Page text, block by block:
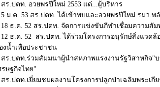
สร.ปตท. อวยพรปีใหม่ 2553 แด่...ผู้บริหาร
5 ม.ค. 53 สร.ปตท. ได้เข้าพบและอวยพรปีใหม่ รมว.
18 ธ.ค. 52 สร.ปตท. จัดการแข่งขันกีฬาเชื่อมความสั
12 ธ.ค. 52 สร.ปตท. ได้ร่วมโครงการอนุรักษ์สิ่งแวด
งน้ำเพื่อประชาชน
สร.ปตท.ร่วมสัมมนาผู้นำสหภาพแรงงานรัฐวิสาหกิจ"
รษฐกิจไทย"
สร.ปตท.เยี่ยมชมผลงานโครงการปลูกป่าเฉลิมพระเกี